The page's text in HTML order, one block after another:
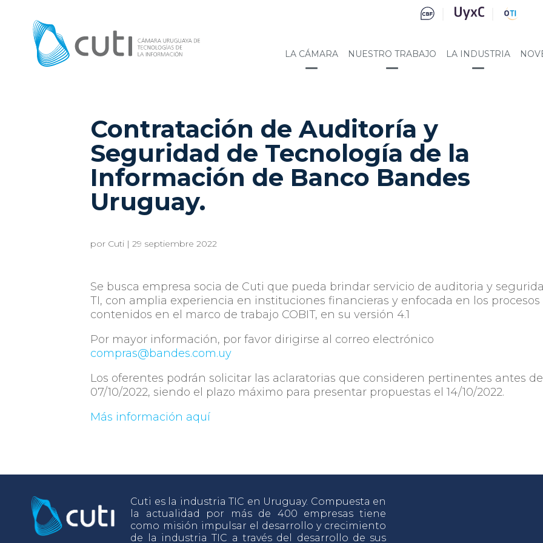
LA CÁMARA NUESTRO TRABAJO LA INDUSTRIA
Contratación de Auditoría y
Seguridad de Tecnología de la
Información de Banco Bandes
Uruguay.
por Cuti |29 septiembre 2022
Se busca empresa socia de Cuti que pueda brindar servicio de auditoria y
TI, con amplia experiencia en instituciones financieras y enfocada en los procesos
contenidos en el marco de trabajo COBIT, en su versión 4.1
Por mayor información, por favor dirigirse al correo electrónico
compras@bandes.com.uy
Los oferentes podrán solicitar las aclaratorias que consideren pertinentes antes
07/10/2022, siendo el plazo máximo para presentar propuestas el 14/10/2022.
Más información aquí
Cuti es la industria TIC en Uruguay. Compuesta en
la actualidad por más de 400 empresas tiene
como misión impulsar el desarrollo y crecimiento
de la industria TIC a través del desarrollo de sus